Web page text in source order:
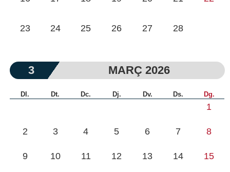
23 24 25 26 27 28
3 MARÇ 2026
Dl. Dt. Dc. Dj. Dv. Ds. Dg.
1
2 3 4 5 6 7 8
9 10 11 12 13 14 15